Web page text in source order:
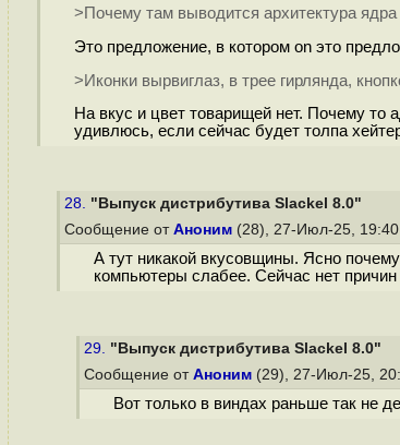
>Почему там выводится архитектура
Это предложение, в котором on это
>Иконки вырвиглаз, в трее гирлянда,
На вкус и цвет товарищей нет. Почему то
удивлюсь, если сейчас будет толпа
28. "Выпуск дистрибутива Slackel 8.0"
Сообщение от Аноним (28), 27-Июл-25, 19:40
А тут никакой вкусовщины. Ясно
компьютеры слабее. Сейчас нет
29. "Выпуск дистрибутива Slackel 8.0"
Сообщение от Аноним (29), 27-Июл-25,
Вот только в виндах раньше так не